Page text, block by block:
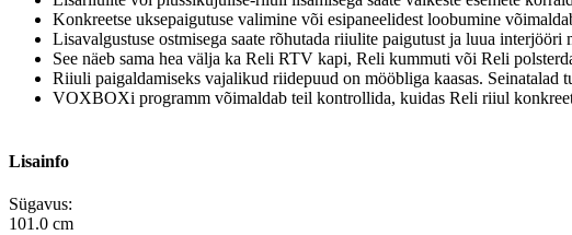
Konkreetse uksepaigutuse valimine või esipaneelidest loobumine
Lisavalgustuse ostmisega saate rõhutada riiulite paigutust ja luua
See näeb sama hea välja ka Reli RTV kapi, Reli kummuti või Reli
Riiuli paigaldamiseks vajalikud riidepuud on mööbliga kaasas. Seinatalad
VOXBOXi programm võimaldab teil kontrollida, kuidas Reli riiul
Lisainfo
Sügavus:
101.0 cm